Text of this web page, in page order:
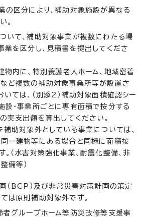
区分により、補助対象施設が異なる
。
て、補助対象事業が複数にわたる場
業を区分し、見積書を提出してくださ
物内に、特別養護老人ホーム、地域密着
ど複数の補助対象事業所等が設置さ
いては、（別添2）補助対象面積確認シー
設・事業所ごとに専有面積で按分する
実支出額を算出してください。
補助対象外としている事業については、
一建物等にある場合と同様に面積按
。（水害対策強化事業、耐震化整備、非
備等）
BCP）及び非常災害対策計画の策定
は原則補助対象外です。
グループホーム等防災改修等支援事